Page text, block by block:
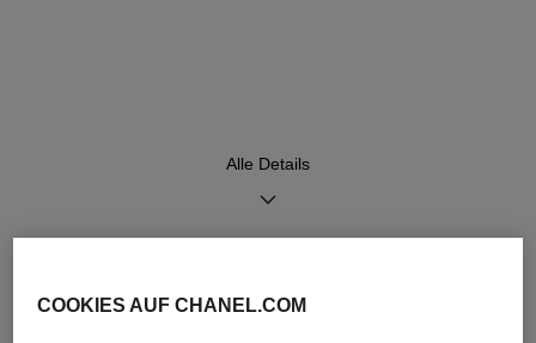
BEIGEGOLD, besetzt mit 48
Armband
Alle Details
ENTDECKEN SIE AUCH
COOKIES AUF CHANEL.COM